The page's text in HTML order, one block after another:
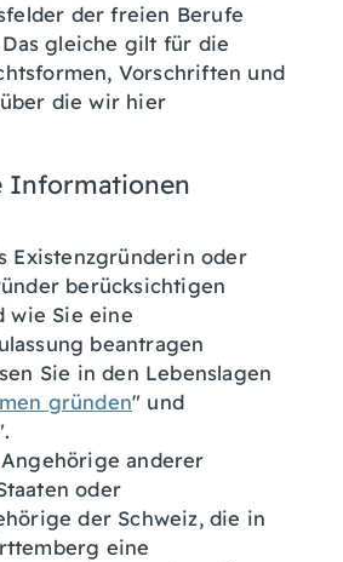
der freien Berufe
gleiche gilt für die
Vorschriften und
die wir hier
Informationen
Existenzgründerin oder
berücksichtigen
wie Sie eine
beantragen
Sie in den Lebenslagen
gründen" und
anderer
oder
der Schweiz, die in
eine